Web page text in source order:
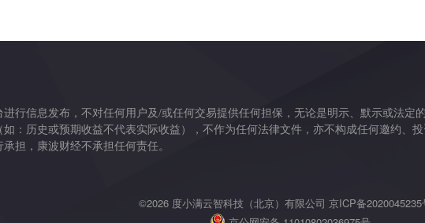
行信息发布，不对任何用户及/或任何交易提供任何担保，无论是明示、默示或法定
：历史或预期收益不代表实际收益），不作为任何法律文件，亦不构成任何邀约、
担，康波财经不承担任何责任。
©2026 度小满云智科技（北京）有限公司 京ICP备2020045235